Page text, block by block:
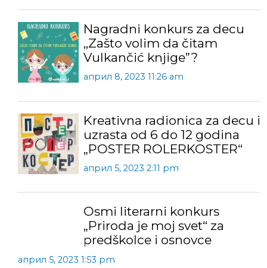
Nagradni konkurs za decu
,,Zašto volim da čitam
Vulkančić knjige”?
април 8, 2023 11:26 am
Kreativna radionica za decu i
uzrasta od 6 do 12 godina
„POSTER ROLERKOSTER“
април 5, 2023 2:11 pm
Osmi literarni konkurs
„Priroda je moj svet“ za
predškolce i osnovce
април 5, 2023 1:53 pm